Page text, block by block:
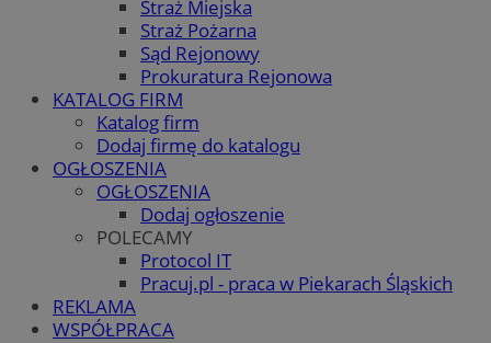
Straż Miejska
Straż Pożarna
Sąd Rejonowy
Prokuratura Rejonowa
KATALOG FIRM
Katalog firm
Dodaj firmę do katalogu
OGŁOSZENIA
OGŁOSZENIA
Dodaj ogłoszenie
POLECAMY
Protocol IT
Pracuj.pl - praca w Piekarach Śląskich
REKLAMA
WSPÓŁPRACA